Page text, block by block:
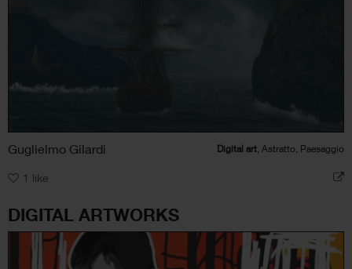
Guglielmo Gilardi Digital art, Astratto, Paesaggio
1 like
DIGITAL ARTWORKS